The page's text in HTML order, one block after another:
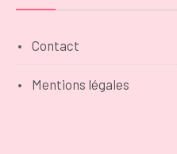
Contact
Mentions légales